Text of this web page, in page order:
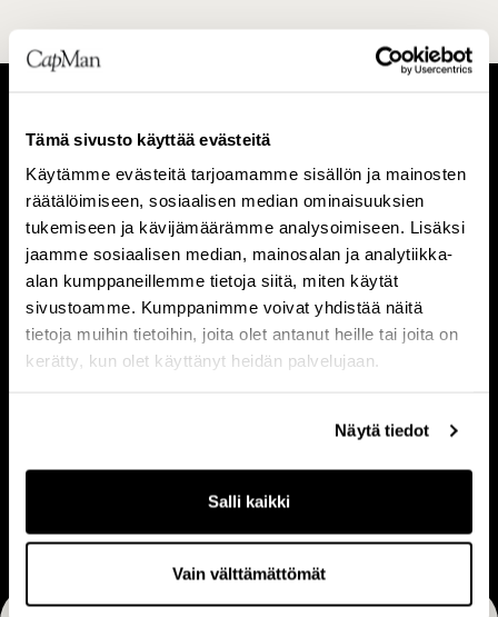
Tämä sivusto käyttää evästeitä
Käytämme evästeitä tarjoamamme sisällön ja mainosten
räätälöimiseen, sosiaalisen median ominaisuuksien
tukemiseen ja kävijämäärämme analysoimiseen. Lisäksi
jaamme sosiaalisen median, mainosalan ja analytiikka-
alan kumppaneillemme tietoja siitä, miten käytät
sivustoamme. Kumppanimme voivat yhdistää näitä
tietoja muihin tietoihin, joita olet antanut heille tai joita on
kerätty, kun olet käyttänyt heidän palvelujaan.
Näytä tiedot
Salli kaikki
Vain välttämättömät
T
i
e
t
o
a
m
e
ä
Tietoa meistä
I
h
m
i
s
e
t
Ihmiset
V
i
t
a
Visio & strategia
L
i
o
i
m
i
Liiketoimintamalli
U
a